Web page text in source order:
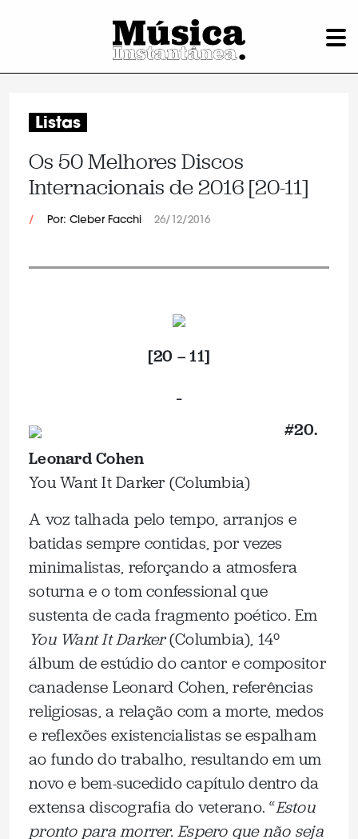
Listas
Os 50 Melhores Discos
Internacionais de 2016 [20-11]
/ Por: Cleber Facchi 26/12/2016
[20 – 11]
#20.
Leonard Cohen
You Want It Darker (Columbia)
A voz talhada pelo tempo, arranjos e
batidas sempre contidas, por vezes
minimalistas, reforçando a atmosfera
soturna e o tom confessional que
sustenta de cada fragmento poético. Em
You Want It Darker(Columbia), 14º
álbum de estúdio do cantor e compositor
canadense Leonard Cohen, referências
religiosas, a relação com a morte, medos
e reflexões existencialistas se espalham
ao fundo do trabalho, resultando em um
novo e bem-sucedido capítulo dentro da
extensa discografia do veterano. “Estou
pronto para morrer. Espero que não seja